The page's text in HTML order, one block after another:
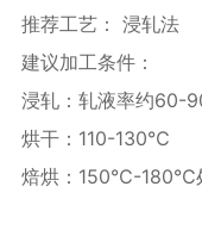
推荐工艺： 浸轧法
建议加工条件：
浸轧：轧液率约60-
烘干：110-130℃
焙烘：150℃-180℃